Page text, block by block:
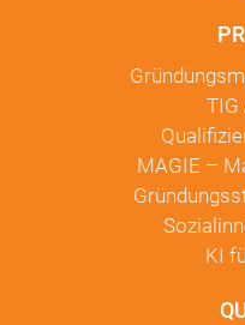
TIG
MAGIE –
KI